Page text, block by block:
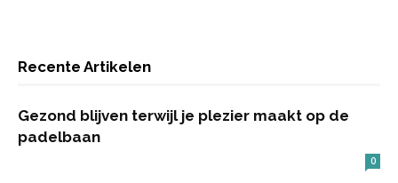
Recente Artikelen
Gezond blijven terwijl je plezier maakt op de
padelbaan
0